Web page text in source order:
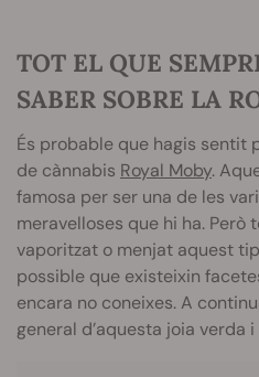
TOT EL QUE
SABER SOBRE LA
És probable que hagis
de cànnabis Royal Moby.
famosa per ser una de les
meravelloses que hi ha. Però
vaporitzat o menjat aquest
possible que existeixin
encara no coneixes. A
general d’aquesta joia verda